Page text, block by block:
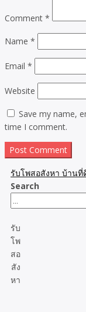
Comment *
Name *
Email *
Website
Save my name,
time I comment.
รับโพสอสังหา บ้านที่
Search
รับ
โพ
สอ
สัง
หา